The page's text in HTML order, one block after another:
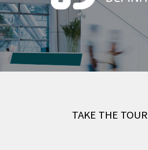
TAKE THE TOUR